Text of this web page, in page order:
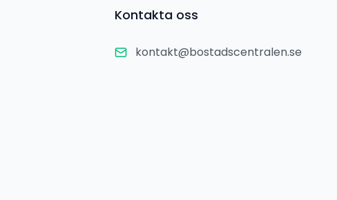
Kontakta oss
kontakt@bostadscentralen.se